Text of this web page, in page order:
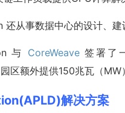
从事数据中心的设计、建
与 CoreWeave签署了
区额外提供150兆瓦（MW
解决方案